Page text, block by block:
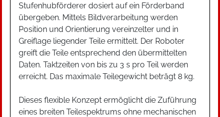
Stufenhubförderer dosiert auf ein Förderband
übergeben. Mittels Bildverarbeitung werden
Position und Orientierung vereinzelter und in
Greiflage liegender Teile ermittelt. Der Roboter
greift die Teile entsprechend den übermittelten
Daten. Taktzeiten von bis zu 3 s pro Teil werden
erreicht. Das maximale Teilegewicht beträgt 8 kg.
Dieses flexible Konzept ermöglicht die Zuführung
eines breiten Teilespektrums ohne mechanischen